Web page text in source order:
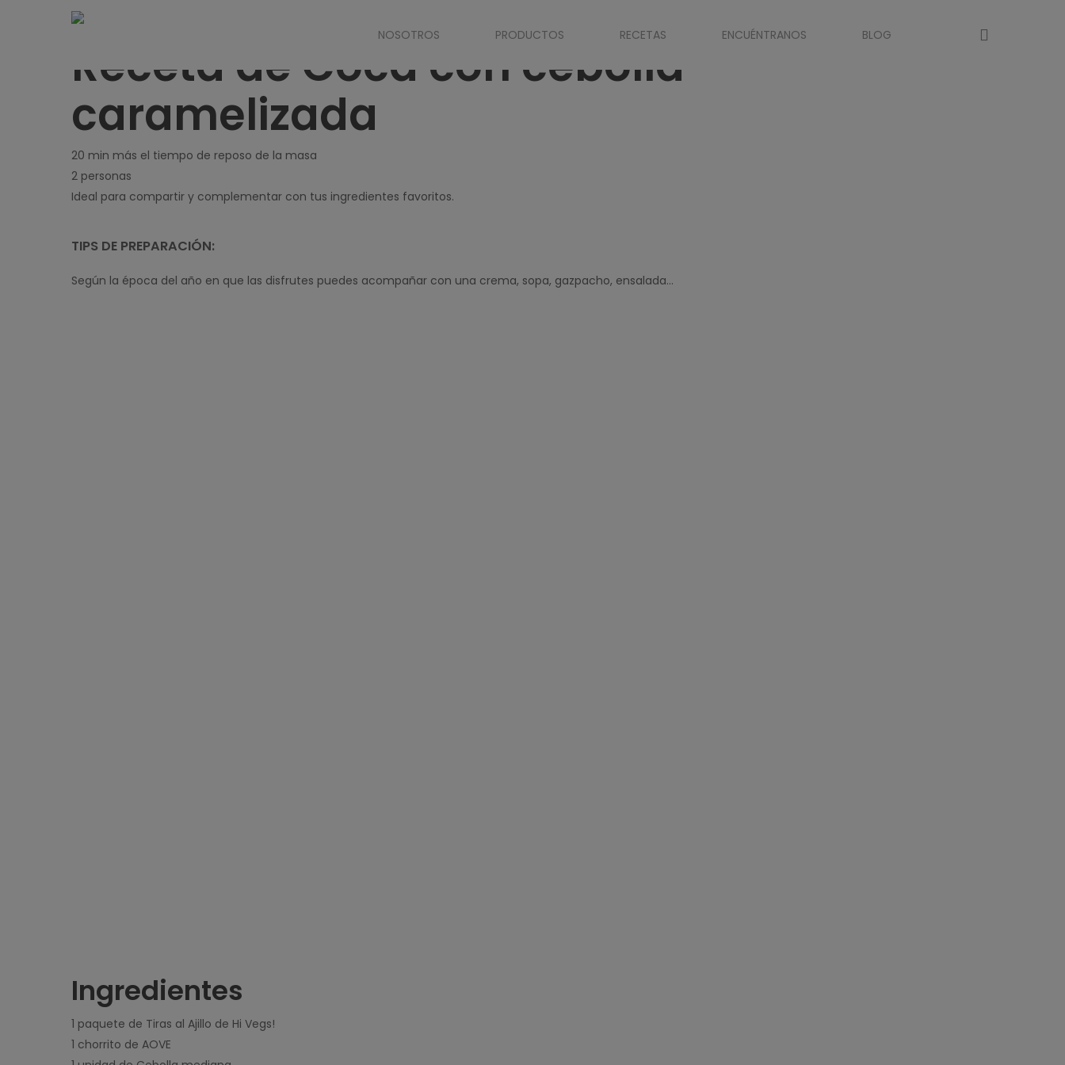
Estás en un post que pertenece al menos a una de las categorías: entrantes, platos principales o postres
NOSOTROS PRODUCTOS RECETAS ENCUÉNTRANOS BLOG
Receta de Coca con cebolla caramelizada
Receta de Coca con cebolla
caramelizada
20 min más el tiempo de reposo de la masa
2 personas
Ideal para compartir y complementar con tus ingredientes favoritos.
TIPS DE PREPARACIÓN:
Según la época del año en que las disfrutes puedes acompañar con una crema, sopa, gazpacho, ensalada…
Ingredientes
1 paquete de Tiras al Ajillo de Hi Vegs!
1 chorrito de AOVE⁣